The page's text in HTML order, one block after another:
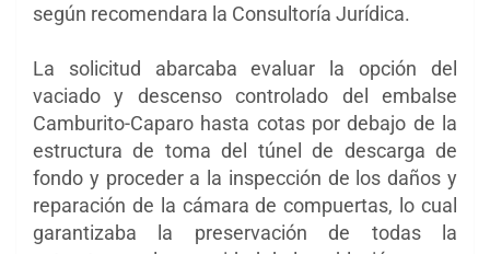
según recomendara la Consultoría Jurídica.
La solicitud abarcaba evaluar la opción del
vaciado y descenso controlado del embalse
Camburito-Caparo hasta cotas por debajo de la
estructura de toma del túnel de descarga de
fondo y proceder a la inspección de los daños y
reparación de la cámara de compuertas, lo cual
garantizaba la preservación de todas la